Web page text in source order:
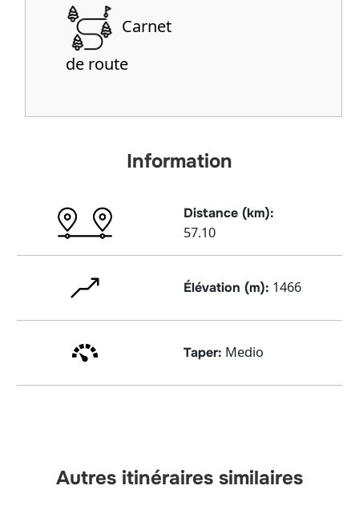
Carnet
de route
Information
Distance (km):
57.10
Élévation (m): 1466
Taper: Medio
Autres itinéraires similaires